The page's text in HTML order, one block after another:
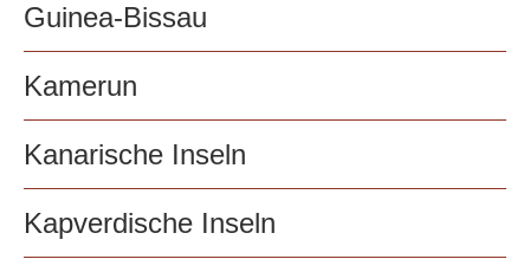
Guinea-Bissau
Kamerun
Kanarische Inseln
Kapverdische Inseln